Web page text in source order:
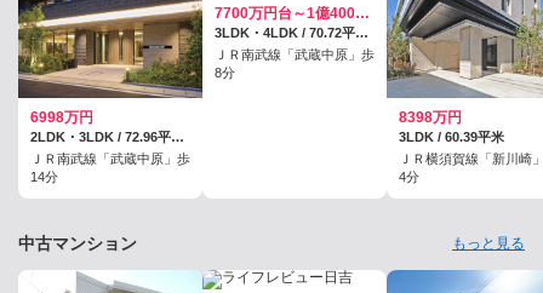
6998万円
2LDK・3LDK / 72.96平米・76.8平米
ＪＲ南武線「武蔵中原」歩
14分
7700万円台～1億400万円台／予定
3LDK・4LDK / 70.72平米～85.39平米
ＪＲ南武線「武蔵中原」歩
8分
8398万円
3LDK / 60.39平米
ＪＲ横須賀線「新川崎
4分
中古マンション もっと見る